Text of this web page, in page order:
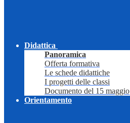
Didattica
Panoramica
Offerta formativa
Le schede didattiche
I progetti delle classi
Documento del 15 maggio
Orientamento